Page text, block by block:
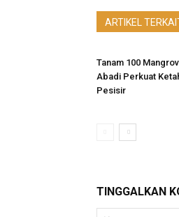
ARTIKEL
Tanam 100
Abadi Perkuat
Pesisir
TINGGALKAN